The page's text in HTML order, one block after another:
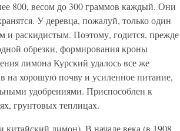
800, весом до 300 граммов каждый. Они
У деревца, пожалуй, только один
и раскидистым. Поэтому, годится, прежде
обрезки, формирования кроны
лимона Курский удалось все же
на хорошую почву и усиленное питание,
удобрениями. Приспособлен к
грунтовых теплицах.
лимон). В начале века (в 1908